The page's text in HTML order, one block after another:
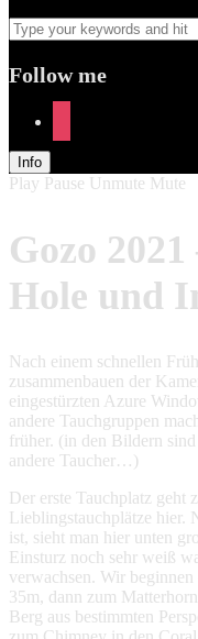
Follow me
Info
Play Pause Unmute Mute
Gozo
Hole und
Nach einem schnellen
zusammenbauen der
eingestürzten Azure
andere Tauchgruppen
früher. (in den Bildern
andere Taucher…)
Der erste Tauchplatz geht
Lieblingstauchplätze hier.
ist, sieht man hier unten
Einsturz noch sehr weiß
verwachsen. Wir
35m, dann zum
Berg aus bestimmten